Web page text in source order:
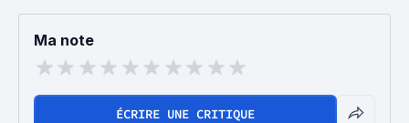
Ma note
ÉCRIRE UNE CRITIQUE